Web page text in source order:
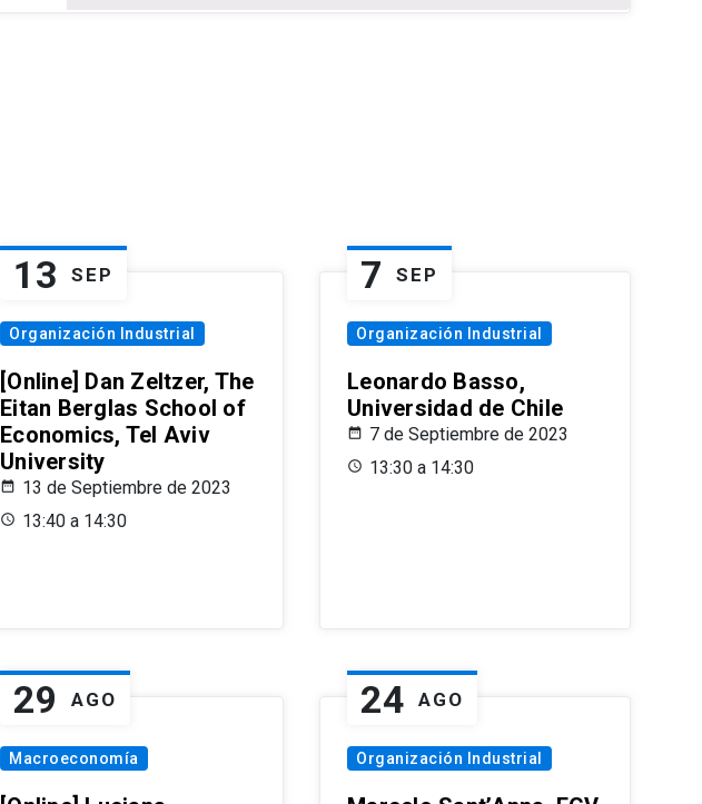
13 SEP
Organización Industrial
[Online] Dan Zeltzer, The
Eitan Berglas School of
Economics, Tel Aviv
University
13 de Septiembre de 2023
13:40 a 14:30
7 SEP
Organización Industrial
Leonardo Basso,
Universidad de Chile
7 de Septiembre de 2023
13:30 a 14:30
29 AGO
Macroeconomía
24 AGO
Organización Industrial